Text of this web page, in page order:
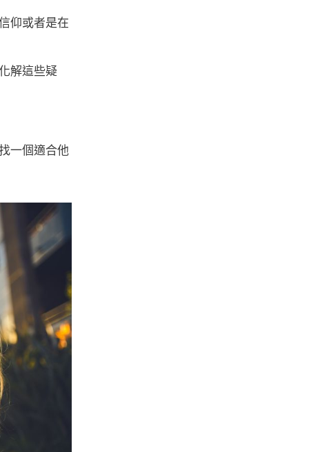
仰或者是在
解這些疑
一個適合他